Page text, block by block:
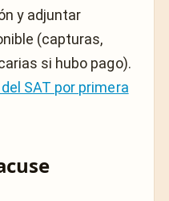
y adjuntar
(capturas,
si hubo pago).
SAT por primera